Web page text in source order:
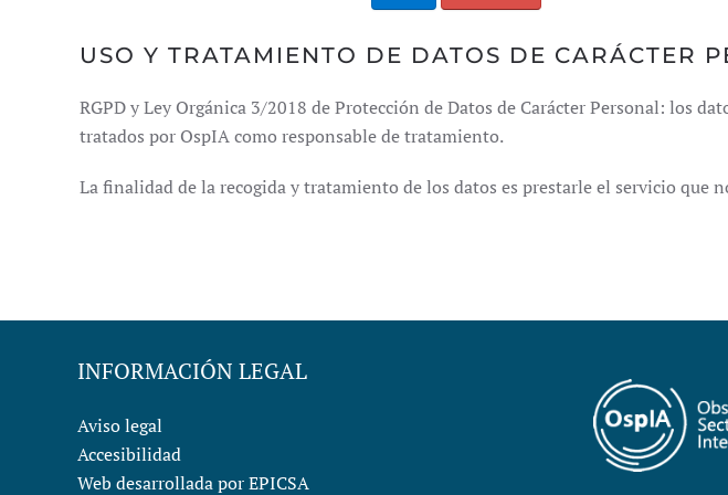
USO Y TRATAMIENTO DE DATOS DE CARÁCTER
RGPD y Ley Orgánica 3/2018 de Protección de Datos de Carácter Personal: los
tratados por OspIA como responsable de tratamiento.
La finalidad de la recogida y tratamiento de los datos es prestarle el servicio que
INFORMACIÓN LEGAL
Aviso legal
Accesibilidad
Web desarrollada porEPICSA